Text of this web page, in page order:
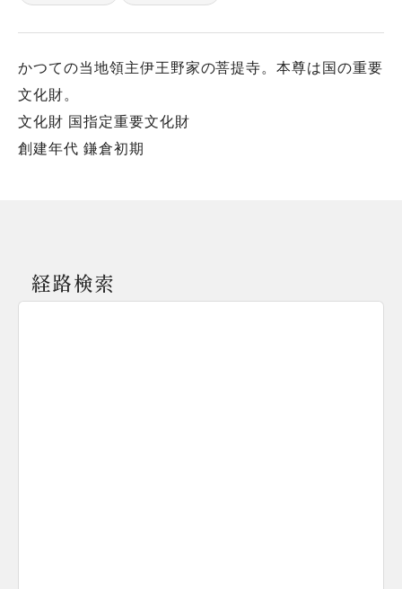
かつての当地領主伊王野家の菩提寺。本尊は国の重要
文化財。
文化財 国指定重要文化財
創建年代 鎌倉初期
経路検索